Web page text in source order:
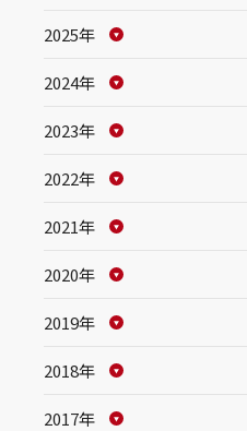
2025年
2024年
2023年
2022年
2021年
2020年
2019年
2018年
2017年